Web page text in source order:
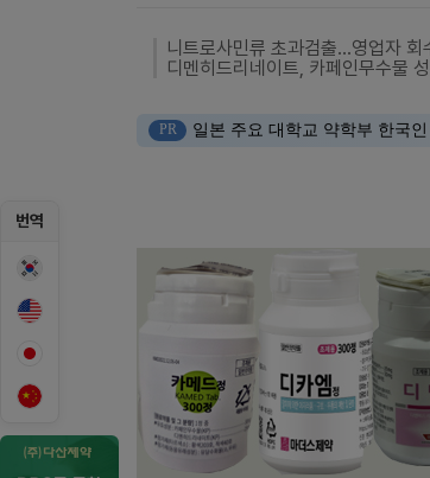
번역
니트로사민류 초과검출...영업자 회
디멘히드리네이트, 카페인무수물
PR 일본 주요 대학교 약학부 한국